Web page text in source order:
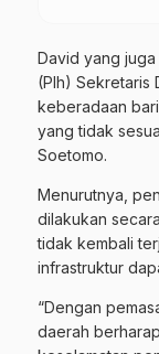
David yang
(Plh) Sekretaris
keberadaan
yang tidak
Soetomo.
Menurutnya,
dilakukan
tidak kembali
infrastruktur
“Dengan
daerah